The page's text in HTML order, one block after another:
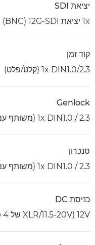
יציאת SDI
1x יציאת 12G-SDI‏ (BNC)
קוד זמן
1x DIN1.0/2.3 (קלט/פלט)
Genlock
1x DIN1.0 / 2.3 (משותף עם 'סינכרון וחזרה')
סנכרון
1x DIN1.0 / 2.3 (משותף עם 'Genlock וחזרה')
כניסת DC
12V (XLR/11.5-20V של 4 פינים)